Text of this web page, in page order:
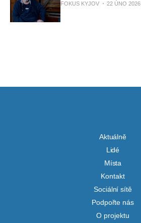
FOKUS KYJOV 22 ÚNO 2026
Aktuálně
Lidé
Místa
Kontakt
Sociální sítě
Podpořte nás
O projektu